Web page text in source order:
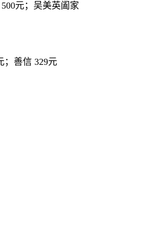
元；吴美英阖家
；善信 329元